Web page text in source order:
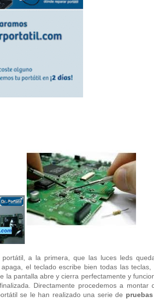
a la primera, que las luces leds
el teclado escribe bien todas las teclas,
la pantalla abre y cierra perfectamente y
Directamente procedemos a montar
se le han realizado una serie de